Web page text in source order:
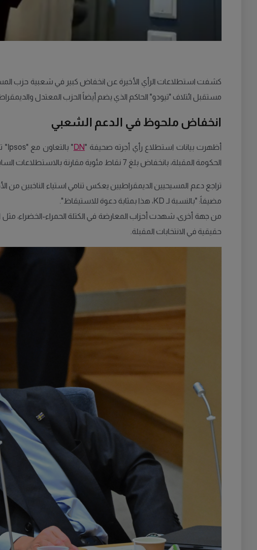
مستقبل ائتلاف "تيودو" الحاكم الذي يضم أيضاً الحزب المعتدل
انخفاض ملحوظ في الدعم الشعبي
أظهرت بيانات استطلاع رأي أجرته صحيفة "DN
الحكومة المقبلة، بانخفاض بلغ 7 نقاط مئوية مقارنة بالاستطلاعات السابقة. هذه النتيجة تجعل الحزب الأكثر تراجعاً من بين أحزاب الائتلاف الحاكم.
مضيفاً: "بالنسبة لـ KD، هذا بمثابة دعوة للاستيقاظ".
من جهة أخرى، شهدت أحزاب المعارضة في الكتلة الحمراء-الخضراء، مثل
حقيقية في الانتخابات المقبلة.